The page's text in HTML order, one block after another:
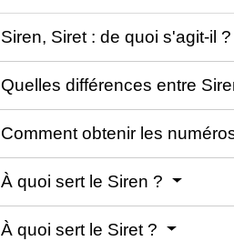
Siren, Siret : de quoi s'agit-il ?
Quelles différences entre
Comment obtenir les
À quoi sert le Siren ?
À quoi sert le Siret ?